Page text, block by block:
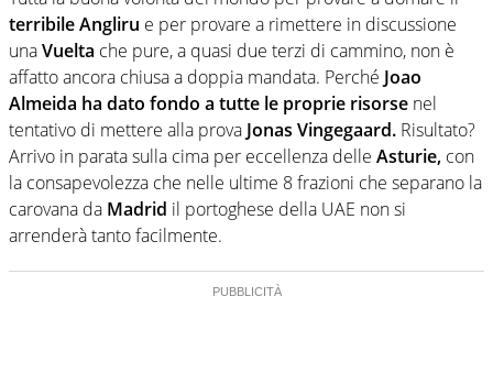
scherma, di volley o di curling: ve ne farà innamorare
terribile Angliru e per provare a rimettere in discussione
unaVuelta che pure, a quasi due terzi di cammino, non è
affatto ancora chiusa a doppia mandata. Perché Joao
Almeida ha dato fondo a tutte le proprie risorse nel
tentativo di mettere alla prova Jonas Vingegaard. Risultato?
Arrivo in parata sulla cima per eccellenza delle Asturie, con
la consapevolezza che nelle ultime 8 frazioni che separano la
carovana da Madrid il portoghese della UAE non si
arrenderà tanto facilmente.